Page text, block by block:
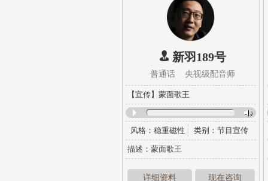
新羽189号
普通话 央视级配音师
【宣传】蒙面歌王
风格：稳重磁性 类别：节目宣传
描述：蒙面歌王
详细资料 现在咨询